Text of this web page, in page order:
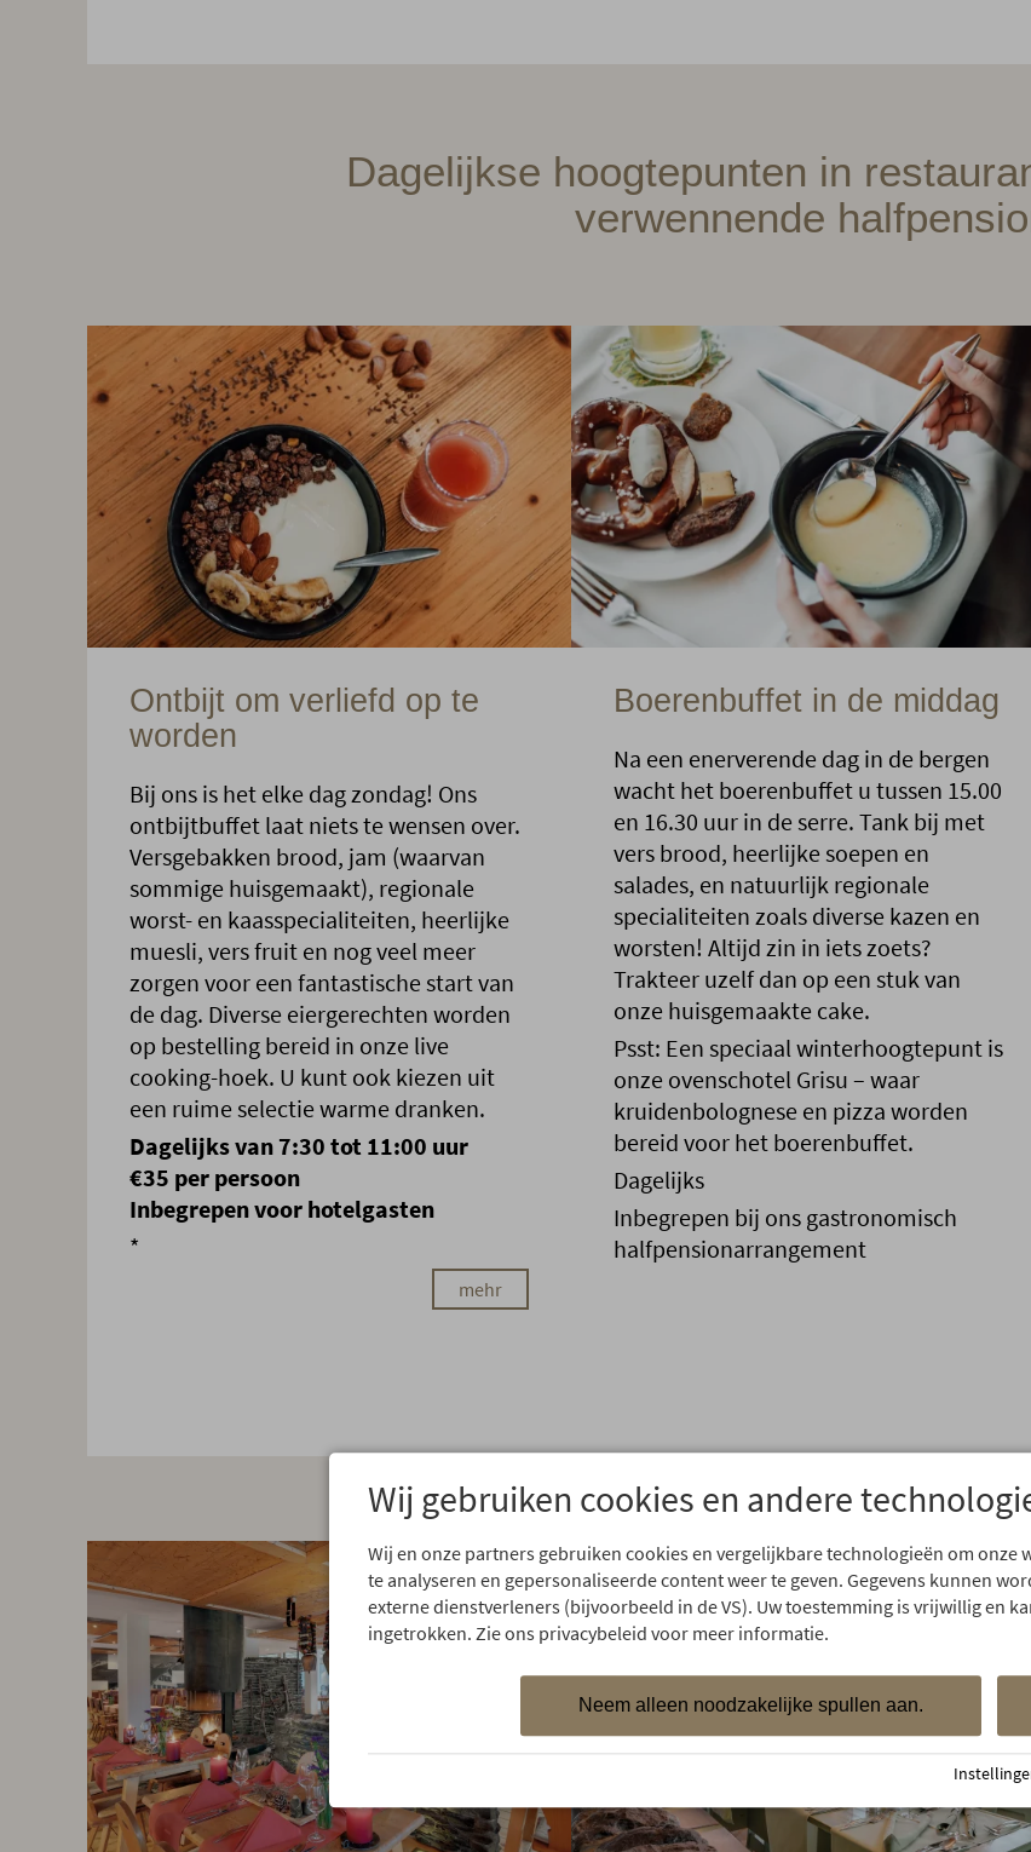
Dagelijkse hoogtepunten in
verwennende
Ontbijt om verliefd op te
worden
Bij ons is het elke dag zondag! Ons
ontbijtbuffet laat niets te wensen over.
Versgebakken brood, jam (waarvan
sommige huisgemaakt), regionale
worst- en kaasspecialiteiten, heerlijke
muesli, vers fruit en nog veel meer
zorgen voor een fantastische start van
de dag. Diverse eiergerechten worden
op bestelling bereid in onze live
cooking-hoek. U kunt ook kiezen uit
een ruime selectie warme dranken.
Dagelijks van 7:30 tot 11:00 uur
€35 per persoon
Inbegrepen voor hotelgasten
*
mehr
Boerenbuffet in de middag
Na een enerverende dag in de bergen
wacht het boerenbuffet u tussen 15.00
en 16.30 uur in de serre. Tank bij met
vers brood, heerlijke soepen en
salades, en natuurlijk regionale
specialiteiten zoals diverse kazen en
worsten! Altijd zin in iets zoets?
Trakteer uzelf dan op een stuk van
onze huisgemaakte cake.
Psst: Een speciaal winterhoogtepunt is
onze ovenschotel Grisu – waar
kruidenbolognese en pizza worden
bereid voor het boerenbuffet.
Dagelijks
Inbegrepen bij ons gastronomisch
halfpensionarrangement
Wij gebruiken cookies en andere
Wij en onze partners gebruiken cookies en vergelijkbare technologieën om onze
te analyseren en gepersonaliseerde content weer te geven. Gegevens kunnen
externe dienstverleners (bijvoorbeeld in de VS). Uw toestemming is vrijwillig en
ingetrokken. Zie ons privacybeleid voor meer informatie.
Neem alleen noodzakelijke spullen aan.